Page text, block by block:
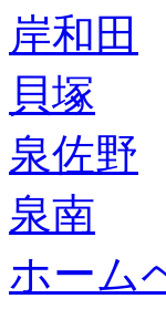
岸和田
貝塚
泉佐野
泉南
ホーム